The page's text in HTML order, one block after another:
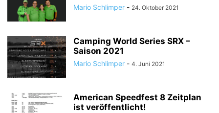
Mario Schlimper - 24. Oktober 2021
Camping World Series SRX –
Saison 2021
Mario Schlimper - 4. Juni 2021
American Speedfest 8 Zeitplan
ist veröffentlicht!